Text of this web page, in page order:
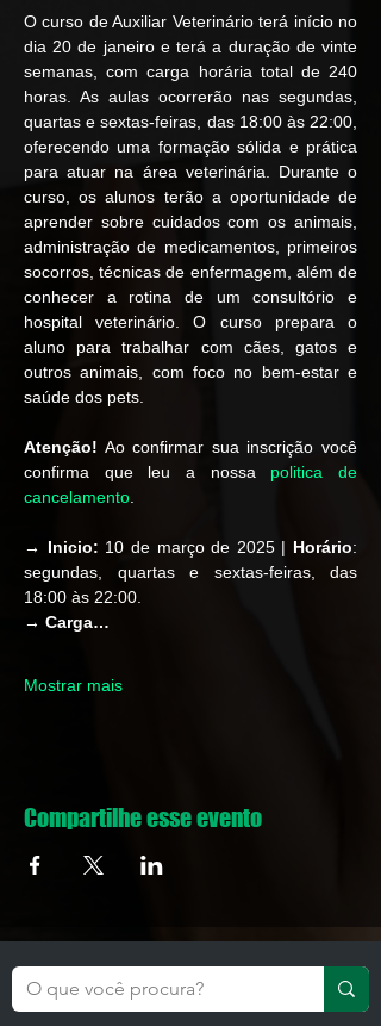
O curso de Auxiliar Veterinário terá início no
dia 20 de janeiro e terá a duração de vinte
semanas, com carga horária total de 240
horas. As aulas ocorrerão nas segundas,
quartas e sextas-feiras, das 18:00 às 22:00,
oferecendo uma formação sólida e prática
para atuar na área veterinária. Durante o
curso, os alunos terão a oportunidade de
aprender sobre cuidados com os animais,
administração de medicamentos, primeiros
socorros, técnicas de enfermagem, além de
conhecer a rotina de um consultório e
hospital veterinário. O curso prepara o
aluno para trabalhar com cães, gatos e
outros animais, com foco no bem-estar e
saúde dos pets.
Atenção! Ao confirmar sua inscrição você
confirma que leu a nossa politica de
cancelamento
→ Inicio: 10 de março de 2025 | Horário:
segundas, quartas e sextas-feiras, das
18:00 às 22:00.
→ Carga…
Mostrar mais
Compartilhe esse evento